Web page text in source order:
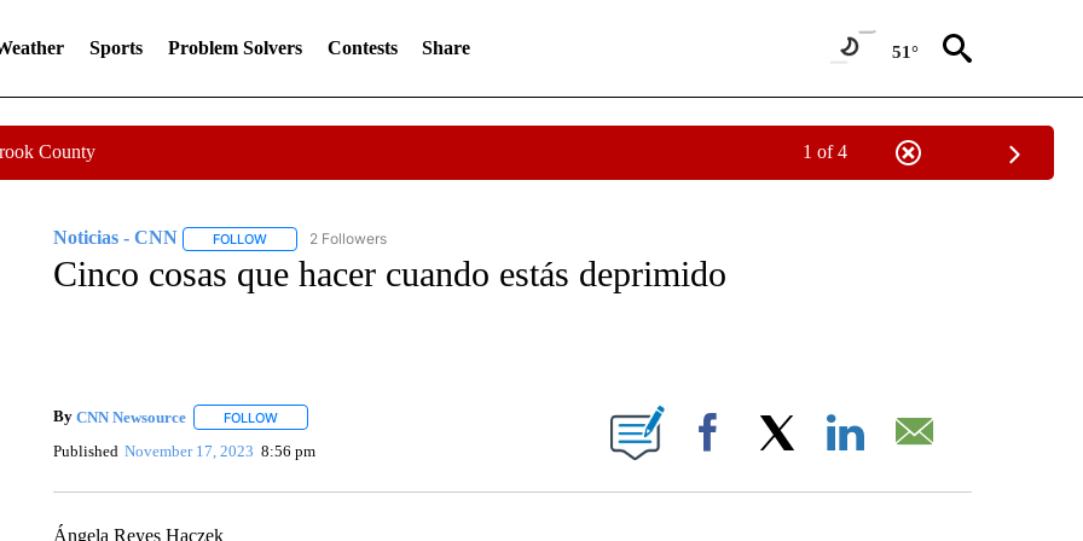
Sports Problem Solvers Contests Share 51°
County 1 of 4
Noticias - CNN FOLLOWFOLLOW "NOTICIAS - CNN" TO RECEIVE NOTIFICATIONS ABOUT NEW PAGES ON "NOTICIAS - CNN".
2 Followers
Cinco cosas que hacer cuando estás deprimido
By CNN Newsource FOLLOWFOLLOW "" TO RECEIVE NOTIFICATIONS ABOUT NEW PAGES ON "".
Published November 17, 2023 8:56 pm Facebook
Ángela Reyes Haczek